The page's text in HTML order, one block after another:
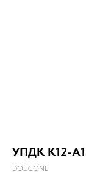
УПДК К12-
DOUCONE